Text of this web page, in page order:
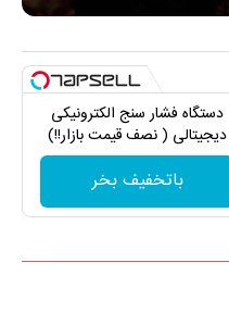
دستگاه فشار سنج الکترونیکی
دیجیتالی ( نصف قیمت بازار!!)
باتخفیف بخر